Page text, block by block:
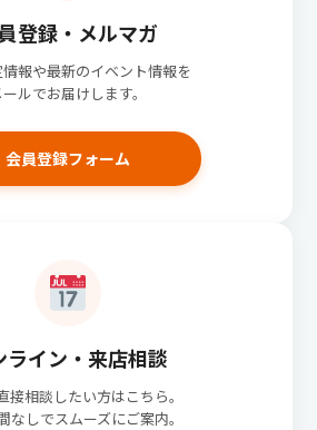
登録・メルマガ
報や最新のイベント情報を
ルでお届けします。
会員登録フォーム
ライン・来店相談
接相談したい方はこちら。
なしでスムーズにご案内。